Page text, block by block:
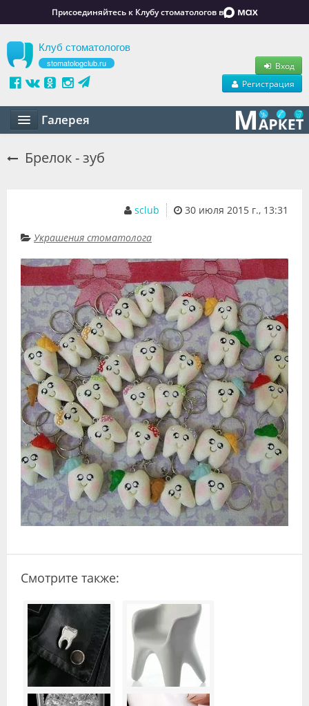
Присоединяйтесь к Клубу стоматологов в
Клуб стоматологов
stomatologclub.ru
Вход
Регистрация
Галерея
Вакансии
Резюме
Объявления
Видео
Форум
Клиники
Специалисты
Галерея
Блоги
Лаборатории
Брелок - зуб
30 июля 2015 г., 13:31
sclub
Украшения стоматолога
Смотрите также: